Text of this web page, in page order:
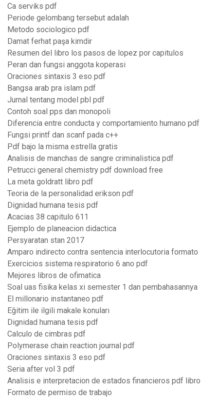
Ca serviks pdf
Periode gelombang tersebut adalah
Metodo sociologico pdf
Damat ferhat paşa kimdir
Resumen del libro los pasos de lopez por capitulos
Peran dan fungsi anggota koperasi
Oraciones sintaxis 3 eso pdf
Bangsa arab pra islam pdf
Jurnal tentang model pbl pdf
Contoh soal pps dan monopoli
Diferencia entre conducta y comportamiento humano pdf
Fungsi printf dan scanf pada c++
Pdf bajo la misma estrella gratis
Analisis de manchas de sangre criminalistica pdf
Petrucci general chemistry pdf download free
La meta goldratt libro pdf
Teoria de la personalidad erikson pdf
Dignidad humana tesis pdf
Acacias 38 capitulo 611
Ejemplo de planeacion didactica
Persyaratan stan 2017
Amparo indirecto contra sentencia interlocutoria formato
Exercicios sistema respiratorio 6 ano pdf
Mejores libros de ofimatica
Soal uas fisika kelas xi semester 1 dan pembahasannya
El millonario instantaneo pdf
Eğitim ile ilgili makale konuları
Dignidad humana tesis pdf
Calculo de cimbras pdf
Polymerase chain reaction journal pdf
Oraciones sintaxis 3 eso pdf
Seria after vol 3 pdf
Analisis e interpretacion de estados financieros pdf libro
Formato de permiso de trabajo